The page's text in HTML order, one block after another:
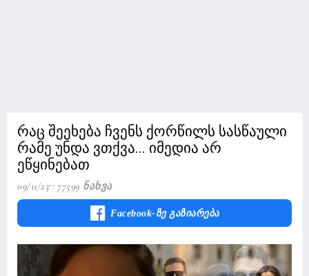
რაც შეეხება ჩვენს ქორწილს სასწაული
რამე უნდა ვთქვა... იმედია არ
ეწყინებათ
09/11/23 77599 Ნახვა
Facebook-Ზე Გაზიარება